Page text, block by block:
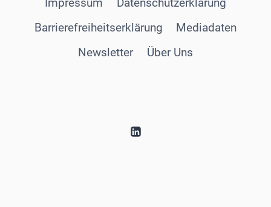
Barrierefreiheitserklärung
Mediadaten
Newsletter
Über Uns